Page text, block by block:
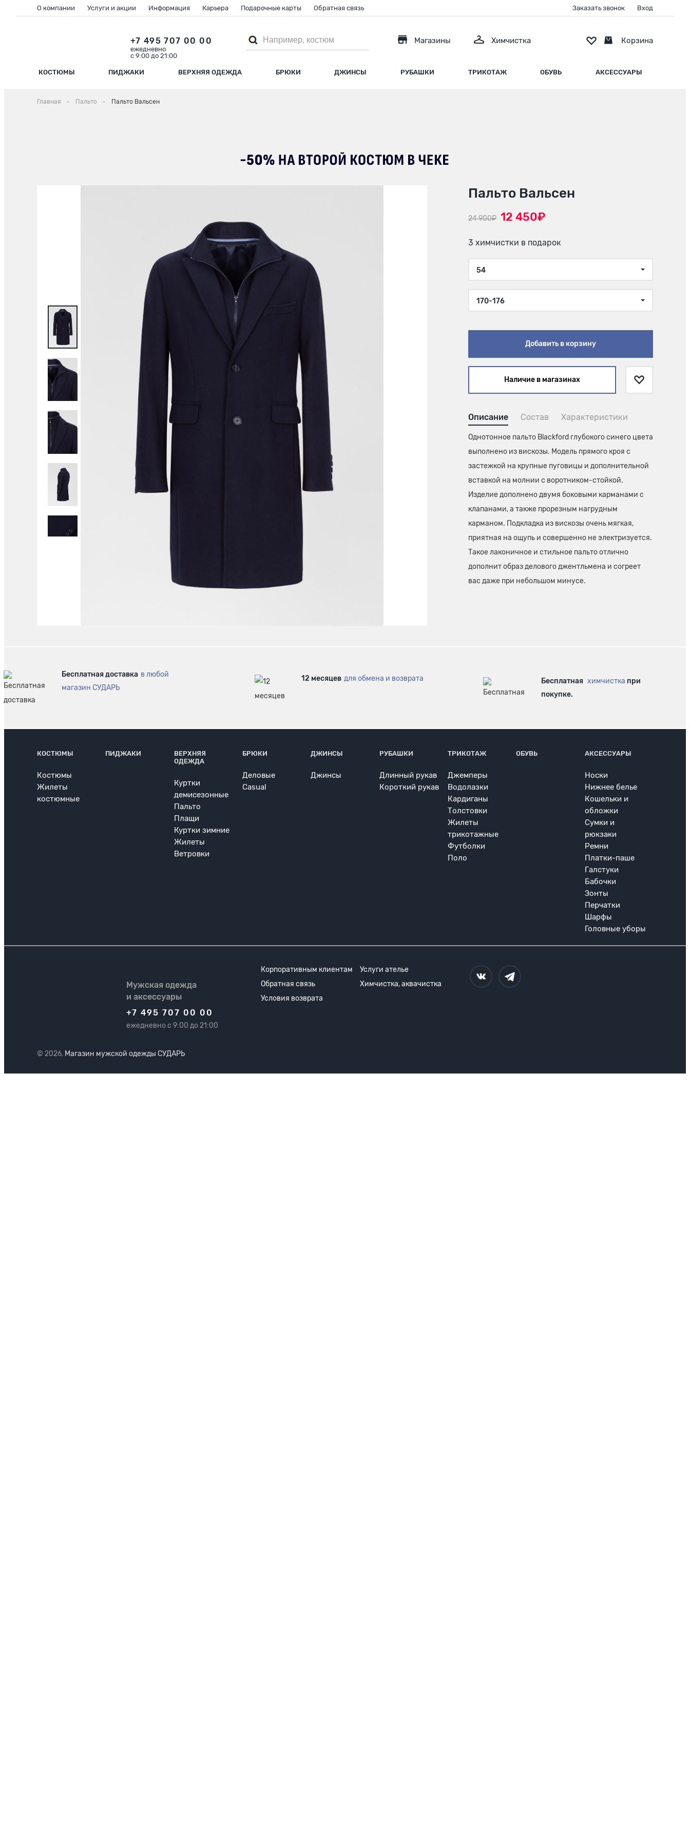
КОСТЮМЫ ПИДЖАКИ ВЕРХНЯЯ ОДЕЖДА БРЮКИ ДЖИНСЫ РУБАШКИ ТРИКОТАЖ ОБУВЬ АКСЕССУАРЫ
+7 495 707 00 00
ежедневно
с 9:00 до 21:00
Магазины Химчистка
О компании Услуги и акции Информация Карьера Подарочные карты Обратная связь Заказать звонок Вход
Корзина
Главная Пальто Пальто Вальсен
Пальто Вальсен
24 900₽ 12 450₽
3 химчистки в подарок
54
170-176
Добавить в корзину
Наличие в магазинах
Описание Состав Характеристики
Однотонное пальто Blackford глубокого синего цвета
выполнено из вискозы. Модель прямого кроя с
застежкой на крупные пуговицы и дополнительной
вставкой на молнии с воротником-стойкой.
Изделие дополнено двумя боковыми карманами с
клапанами, а также прорезным нагрудным
карманом. Подкладка из вискозы очень мягкая,
приятная на ощупь и совершенно не электризуется.
Такое лаконичное и стильное пальто отлично
дополнит образ делового джентльмена и согреет
вас даже при небольшом минусе.
Бесплатная доставка в любой
магазин СУДАРЬ
12 месяцев для обмена и возврата Бесплатная химчистка при
покупке.
КОСТЮМЫ
Костюмы
Жилеты
костюмные
ПИДЖАКИ
ВЕРХНЯЯ
ОДЕЖДА
Куртки
демисезонные
Пальто
Плащи
Куртки зимние
Жилеты
Ветровки
БРЮКИ
Деловые
Casual
ДЖИНСЫ
Джинсы
РУБАШКИ
Длинный рукав
Короткий рукав
ТРИКОТАЖ
Джемперы
Водолазки
Кардиганы
Толстовки
Жилеты
трикотажные
Футболки
Поло
ОБУВЬ АКСЕССУАРЫ
Носки
Нижнее белье
Кошельки и
обложки
Сумки и
рюкзаки
Ремни
Платки-паше
Галстуки
Бабочки
Зонты
Перчатки
Шарфы
Головные уборы
Мужская одежда
и аксессуары
+7 495 707 00 00
ежедневно с 9:00 до 21:00
Корпоративным клиентам
Услуги ателье
Обратная связь
Химчистка, аквачистка
Условия возврата
© 2026, Магазин мужской одежды СУДАРЬ